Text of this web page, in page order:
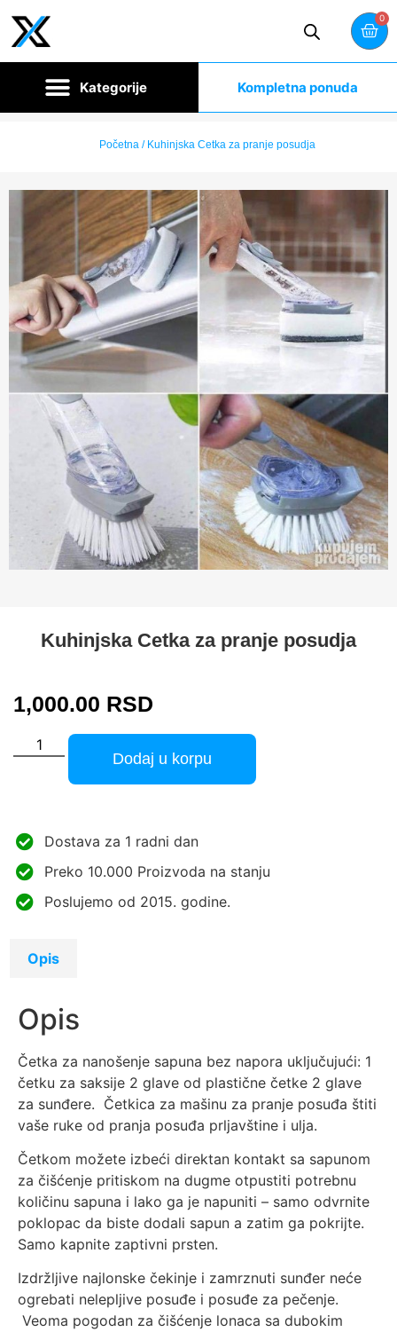
0
Kompletna ponuda
Početna / Kuhinjska Cetka za pranje posudja
Kuhinjska Cetka za pranje posudja
1,000.00 RSD
Dodaj u korpu
Dostava za 1 radni dan
Preko 10.000 Proizvoda na stanju
Poslujemo od 2015. godine.
Opis
Opis
Četka za nanošenje sapuna bez napora uključujući: 1
četku za saksije 2 glave od plastične četke 2 glave
za sunđere. Četkica za mašinu za pranje posuđa štiti
vaše ruke od pranja posuđa prljavštine i ulja.
Četkom možete izbeći direktan kontakt sa sapunom
za čišćenje pritiskom na dugme otpustiti potrebnu
količinu sapuna i lako ga je napuniti – samo odvrnite
poklopac da biste dodali sapun a zatim ga pokrijte.
Samo kapnite zaptivni prsten.
Izdržljive najlonske čekinje i zamrznuti sunđer neće
ogrebati nelepljive posuđe i posuđe za pečenje.
Veoma pogodan za čišćenje lonaca sa dubokim